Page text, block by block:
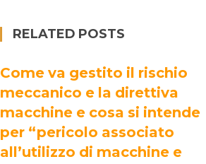
RELATED POSTS
Come va gestito il rischio
meccanico e la direttiva
macchine e cosa si intende
per “pericolo associato
all’utilizzo di macchine e